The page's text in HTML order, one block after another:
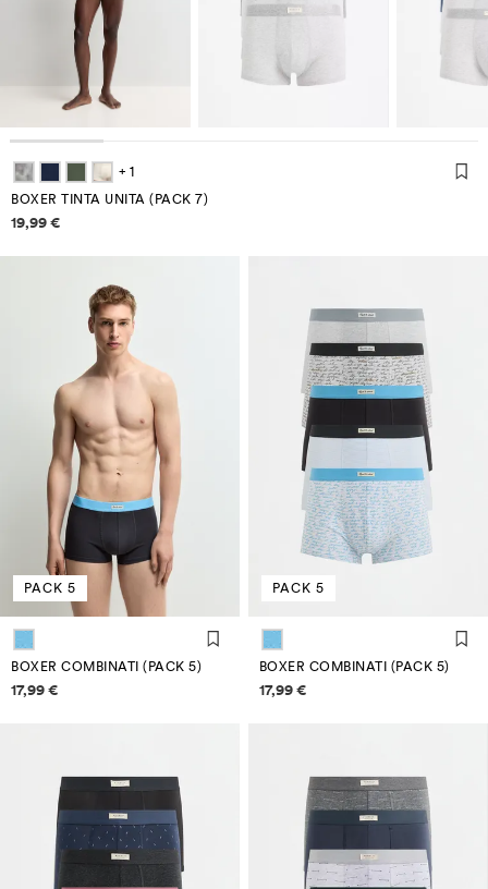
+ 1
BOXER TINTA UNITA (PACK 7)
Informazioni sui prezzi
19,99 €
PACK 5
BOXER COMBINATI (PACK 5)
Informazioni sui prezzi
17,99 €
PACK 5
BOXER COMBINATI (PACK 5)
Informazioni sui prezzi
17,99 €